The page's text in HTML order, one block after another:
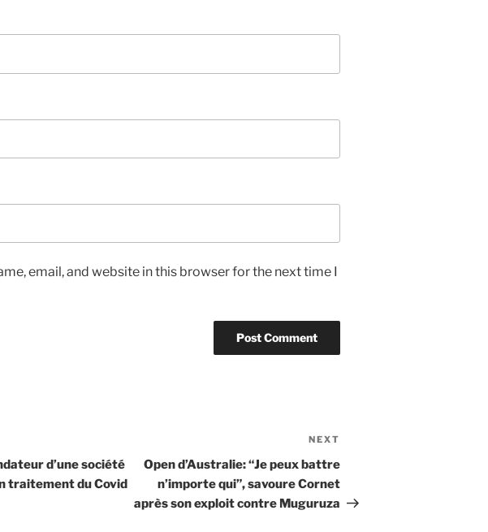
email, and website in this browser for the next time I
d’une société
traitement du Covid
Post
NEXT
Open d’Australie: “Je peux battre
n’importe qui”, savoure Cornet
après son exploit contre Muguruza